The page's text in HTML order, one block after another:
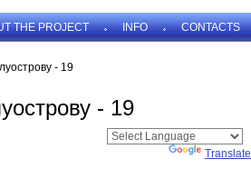
THE PROJECT INFO CONTACTS
- 19
- 19
Translate